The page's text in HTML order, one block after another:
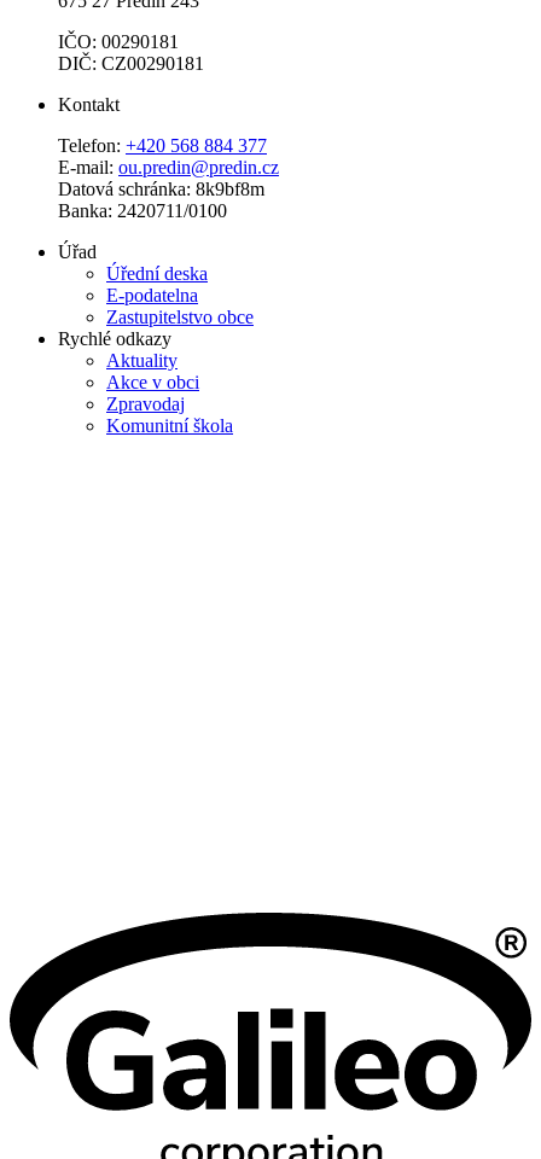
IČO: 00290181
DIČ: CZ00290181
Kontakt
Telefon: +420 568 884 377
E-mail: ou.predin@predin.cz
Datová schránka: 8k9bf8m
Banka: 2420711/0100
Úřad
Úřední deska
E-podatelna
Zastupitelstvo obce
Rychlé odkazy
Aktuality
Akce v obci
Zpravodaj
Komunitní škola